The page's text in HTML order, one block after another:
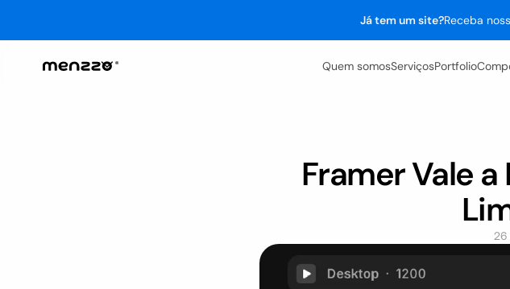
Já tem um site?Receba
Quem somosServiçosPortfolio
Framer Vale a
26